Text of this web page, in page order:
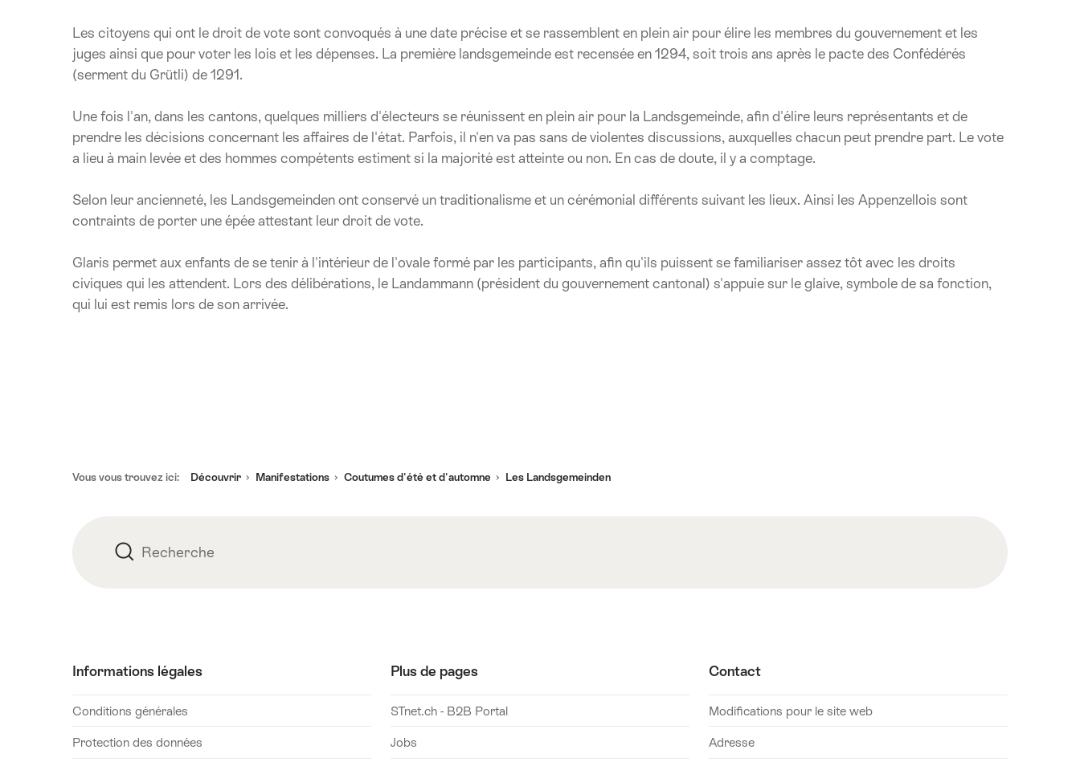
Les citoyens qui ont le droit de vote sont convoqués à une date précise et se rassemblent en plein air pour élire les membres du gouvernement et les
juges ainsi que pour voter les lois et les dépenses. La première landsgemeinde est recensée en 1294, soit trois ans après le pacte des Confédérés
(serment du Grütli) de 1291.
Une fois l'an, dans les cantons, quelques milliers d'électeurs se réunissent en plein air pour la Landsgemeinde, afin d'élire leurs représentants et de
prendre les décisions concernant les affaires de l'état. Parfois, il n'en va pas sans de violentes discussions, auxquelles chacun peut prendre part. Le vote
a lieu à main levée et des hommes compétents estiment si la majorité est atteinte ou non. En cas de doute, il y a comptage.
Selon leur ancienneté, les Landsgemeinden ont conservé un traditionalisme et un cérémonial différents suivant les lieux. Ainsi les Appenzellois sont
contraints de porter une épée attestant leur droit de vote.
Glaris permet aux enfants de se tenir à l'intérieur de l'ovale formé par les participants, afin qu'ils puissent se familiariser assez tôt avec les droits
civiques qui les attendent. Lors des délibérations, le Landammann (président du gouvernement cantonal) s'appuie sur le glaive, symbole de sa fonction,
qui lui est remis lors de son arrivée.
Vous vous trouvez ici: Découvrir Manifestations Coutumes d'été et d'automne Les Landsgemeinden
RechercheRecherche
Informations légales
Conditions générales
Protection des données
Plus de pages
STnet.ch - B2B Portal
Jobs
Contact
Modifications pour le site web
Adresse